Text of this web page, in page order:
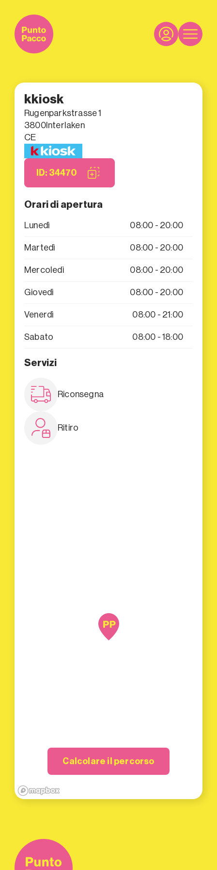
kkiosk
Rugenparkstrasse 1
3800Interlaken
CE
ID: 34470
Orari di apertura
Lunedì 08:00 - 20:00
Martedì 08:00 - 20:00
Mercoledì 08:00 - 20:00
Giovedì 08:00 - 20:00
Venerdì 08:00 - 21:00
Sabato 08:00 - 18:00
Servizi
Riconsegna
Ritiro
Calcolare il percorso